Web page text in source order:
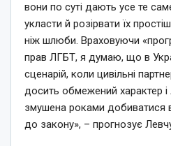
вони по суті дають усе те
укласти й розірвати їх
ніж шлюби. Враховуючи
прав ЛГБТ, я думаю, що в
сценарій, коли цивільні
досить обмежений характер
змушена роками добиватися
до закону», – прогнозує